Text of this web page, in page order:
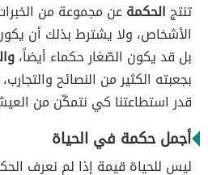
تنتجالحكمةعن مجموعة من
الأشخاص، ولا يشترط بذلك أن
بل قد يكون الصّغار حكماء أيضاً،
بجعبته الكثير من النصائح
قدر استطاعتنا كي نتمكّن من
أجمل حكمة في الحياة
ليس للحياة قيمة إذا لم نعرف